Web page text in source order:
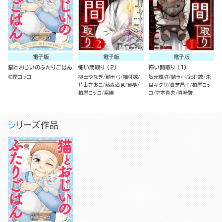
電子版
猫とおじいのふたりごはん
柏屋コッコ
電子版
怖い間取り （2）
柳田やなぎ 鯖玉弓 細村誠
片山さおこ 藤森治見 鯛夢
柏屋コッコ 紫陽
電子版
怖い間取り （1）
坂元輝弥 鯖玉弓 細村誠 朱
目キクヤ 貴芝昌子 柏屋コッ
コ 堂本真央 真崎駿
シリーズ作品